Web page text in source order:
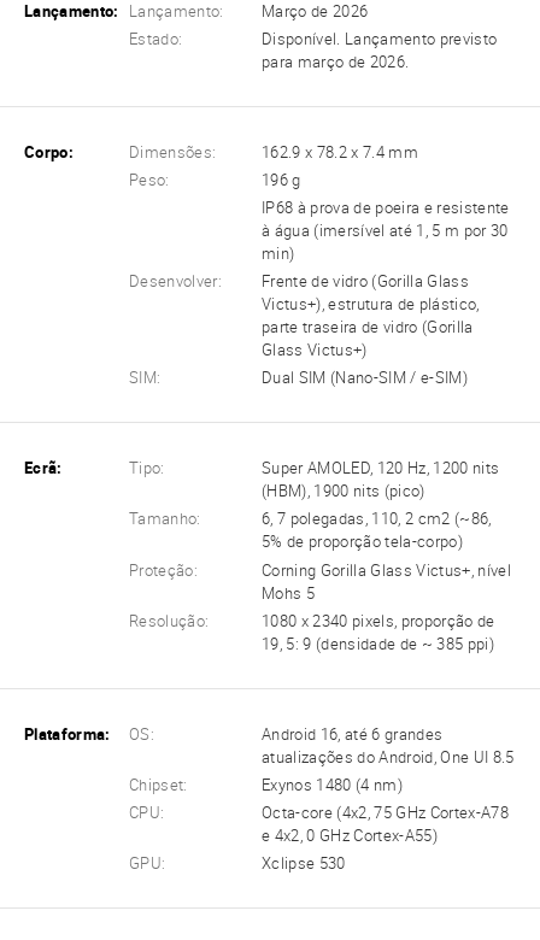
Lançamento: Lançamento:
Março de 2026
Estado:
Disponível. Lançamento previsto
para março de 2026.
Corpo: Dimensões:
162.9 x 78.2 x 7.4 mm
Peso:
196 g
IP68 à prova de poeira e resistente
à água (imersível até 1, 5 m por 30
min)
Desenvolver:
Frente de vidro (Gorilla Glass
Victus+), estrutura de plástico,
parte traseira de vidro (Gorilla
Glass Victus+)
SIM:
Dual SIM (Nano-SIM / e-SIM)
Ecrã: Tipo:
Super AMOLED, 120 Hz, 1200 nits
(HBM), 1900 nits (pico)
Tamanho:
6, 7 polegadas, 110, 2 cm2 (~86,
5% de proporção tela-corpo)
Proteção:
Corning Gorilla Glass Victus+, nível
Mohs 5
Resolução:
1080 x 2340 pixels, proporção de
19, 5: 9 (densidade de ~ 385 ppi)
Plataforma: OS:
Android 16, até 6 grandes
atualizações do Android, One UI 8.5
Chipset:
Exynos 1480 (4 nm)
CPU:
Octa-core (4x2, 75 GHz Cortex-A78
e 4x2, 0 GHz Cortex-A55)
GPU:
Xclipse 530